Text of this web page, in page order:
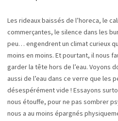
Les rideaux baissés de l’horeca, le
commerçantes, le silence dans les
peu… engendrent un climat curieux
moins en moins. Et pourtant, il nous
garder la tête hors de l’eau. Voyons
aussi de l’eau dans ce verre que les
désespérément vide ! Essayons
nous étouffe, pour ne pas sombrer
nous a au moins épargnés